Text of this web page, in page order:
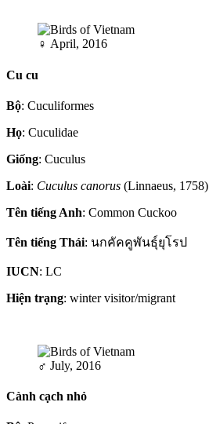
♀ April, 2016
Cu cu
Bộ: Cuculiformes
Họ: Cuculidae
Giống: Cuculus
Loài: Cuculus canorus (Linnaeus, 1758)
Tên tiếng Anh: Common Cuckoo
Tên tiếng Thái: นกคัคคูพันธุ์ยุโรป
IUCN: LC
Hiện trạng: winter visitor/migrant
♂ July, 2016
Cành cạch nhỏ